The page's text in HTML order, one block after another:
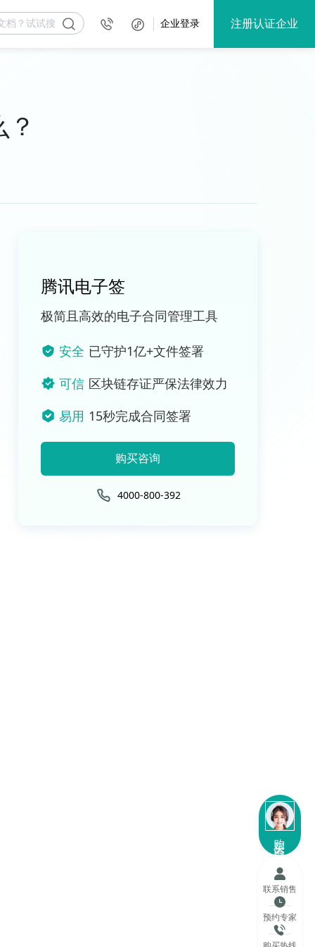
企业登录 注册认证企业
腾讯电子签
极简且高效的电子合同管理工具
安全 已守护1亿+文件签署
可信 区块链存证严保法律效力
易用 15秒完成合同签署
购买咨询
4000-800-392
购买咨询
联系销售
预约专家